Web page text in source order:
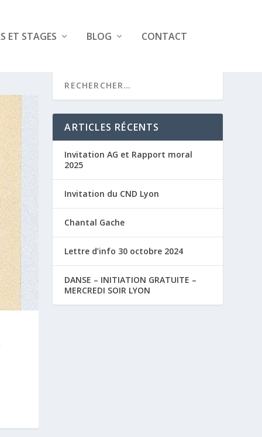
ET STAGES BLOG CONTACT
ARTICLES RÉCENTS
Invitation AG et Rapport moral
2025
Invitation du CND Lyon
Chantal Gache
Lettre d’info 30 octobre 2024
DANSE – INITIATION GRATUITE –
MERCREDI SOIR LYON